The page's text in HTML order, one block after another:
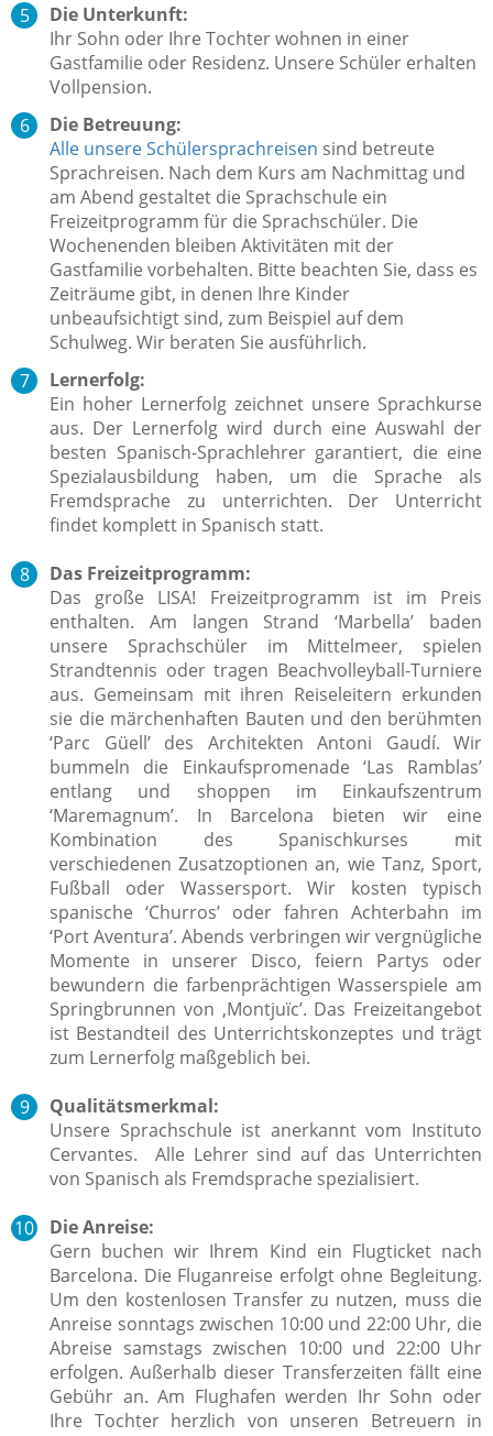
Die Unterkunft:
Ihr Sohn oder Ihre Tochter wohnen in einer
Gastfamilie oder Residenz. Unsere Schüler erhalten
Vollpension.
Die Betreuung:
Alle unsere Schülersprachreisen sind betreute
Sprachreisen. Nach dem Kurs am Nachmittag und
am Abend gestaltet die Sprachschule ein
Freizeitprogramm für die Sprachschüler. Die
Wochenenden bleiben Aktivitäten mit der
Gastfamilie vorbehalten. Bitte beachten Sie, dass es
Zeiträume gibt, in denen Ihre Kinder
unbeaufsichtigt sind, zum Beispiel auf dem
Schulweg. Wir beraten Sie ausführlich.
Lernerfolg:
Ein hoher Lernerfolg zeichnet unsere Sprachkurse
aus. Der Lernerfolg wird durch eine Auswahl der
besten Spanisch-Sprachlehrer garantiert, die eine
Spezialausbildung haben, um die Sprache als
Fremdsprache zu unterrichten. Der Unterricht
findet komplett in Spanisch statt.
Das Freizeitprogramm:
Das große LISA! Freizeitprogramm ist im Preis
enthalten. Am langen Strand ‘Marbella’ baden
unsere Sprachschüler im Mittelmeer, spielen
Strandtennis oder tragen Beachvolleyball-Turniere
aus. Gemeinsam mit ihren Reiseleitern erkunden
sie die märchenhaften Bauten und den berühmten
‘Parc Güell’ des Architekten Antoni Gaudí. Wir
bummeln die Einkaufspromenade ‘Las Ramblas’
entlang und shoppen im Einkaufszentrum
‘Maremagnum’. In Barcelona bieten wir eine
Kombination des Spanischkurses mit
verschiedenen Zusatzoptionen an, wie Tanz, Sport,
Fußball oder Wassersport. Wir kosten typisch
spanische ‘Churros’ oder fahren Achterbahn im
‘Port Aventura’. Abends verbringen wir vergnügliche
Momente in unserer Disco, feiern Partys oder
bewundern die farbenprächtigen Wasserspiele am
Springbrunnen von ‚Montjuïc’. Das Freizeitangebot
ist Bestandteil des Unterrichtskonzeptes und trägt
zum Lernerfolg maßgeblich bei.
Qualitätsmerkmal:
Unsere Sprachschule ist anerkannt vom Instituto
Cervantes. Alle Lehrer sind auf das Unterrichten
von Spanisch als Fremdsprache spezialisiert.
Die Anreise:
Gern buchen wir Ihrem Kind ein Flugticket nach
Barcelona. Die Fluganreise erfolgt ohne Begleitung.
Um den kostenlosen Transfer zu nutzen, muss die
Anreise sonntags zwischen 10:00 und 22:00 Uhr, die
Abreise samstags zwischen 10:00 und 22:00 Uhr
erfolgen. Außerhalb dieser Transferzeiten fällt eine
Gebühr an. Am Flughafen werden Ihr Sohn oder
Ihre Tochter herzlich von unseren Betreuern in